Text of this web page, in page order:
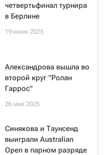
четвертьфинал турнира
в Берлине
19 июня 2025
Александрова вышла во
второй круг "Ролан
Гаррос"
26 мая 2025
Синякова и Таунсенд
выиграли Australian
Open в парном разряде